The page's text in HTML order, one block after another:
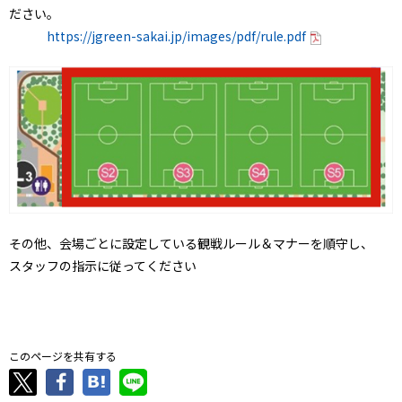
ださい。
https://jgreen-sakai.jp/images/pdf/rule.pdf
その他、会場ごとに設定している観戦ルール＆マナーを順守し、
スタッフの指示に従ってください
このページを共有する